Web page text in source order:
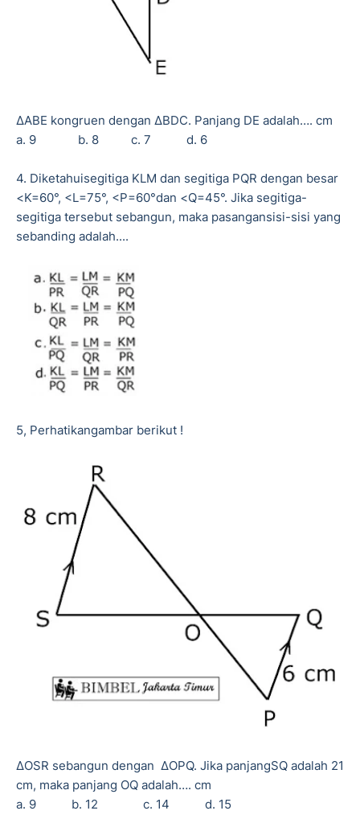
ΔABE kongruen dengan ΔBDC. Panjang DE adalah…. cm
a. 9
b. 8 c. 7 d. 6
4. Diketahuisegitiga KLM dan segitiga PQR dengan besar
<K=60°, <L=75°, <P=60°dan <Q=45°. Jika segitiga-
segitiga tersebut sebangun, maka pasangansisi-sisi yang
sebanding adalah....
5, Perhatikangambar berikut !
ΔOSR sebangun dengan ΔOPQ. Jika panjangSQ adalah 21
cm, maka panjang OQ adalah…. cm
a. 9
b. 12 c. 14 d. 15